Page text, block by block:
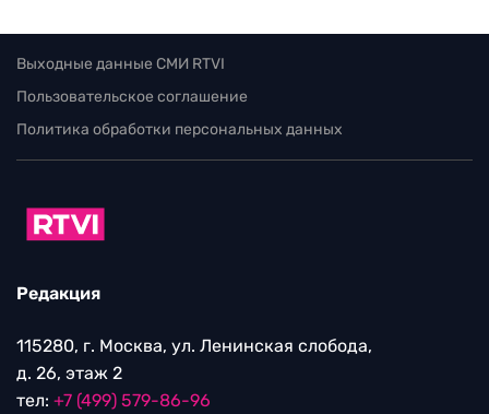
Выходные данные СМИ RTVI
Пользовательское соглашение
Политика обработки персональных данных
Редакция
115280, г. Москва, ул. Ленинская слобода,
д. 26, этаж 2
тел: +7 (499) 579-86-96